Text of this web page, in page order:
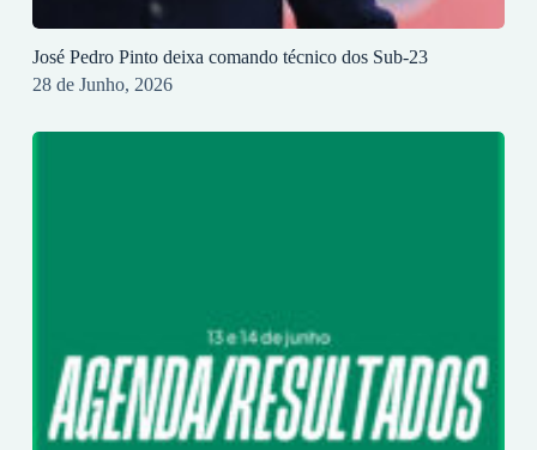
José Pedro Pinto deixa comando técnico dos Sub-23
28 de Junho, 2026